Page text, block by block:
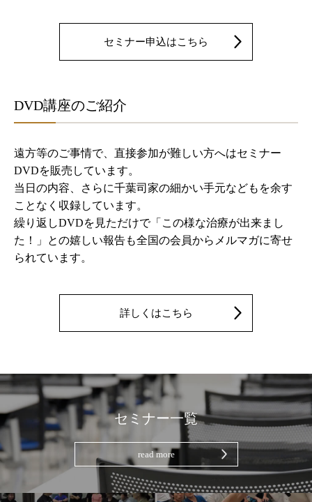
セミナー申込はこちら
DVD講座のご紹介
遠方等のご事情で、直接参加が難しい方へはセミナー
DVDを販売しています。
当日の内容、さらに千葉司家の細かい手元などもを余す
ことなく収録しています。
繰り返しDVDを見ただけで「この様な治療が出来まし
た！」との嬉しい報告も全国の会員からメルマガに寄せ
られています。
詳しくはこちら
セミナー一覧
read more